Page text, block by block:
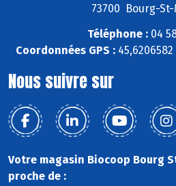
73700 Bourg-
Téléphone : 04
Coordonnées GPS :45,6206582
Nous suivre sur
Votre magasin Biocoop Bourg
proche de :